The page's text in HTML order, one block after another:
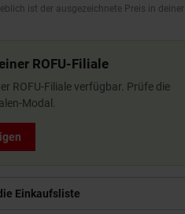
ist der ausgezeichnete Preis in deiner
ROFU-Filiale
ROFU-Filiale verfügbar. Prüfe die
Modal.
Einkaufsliste